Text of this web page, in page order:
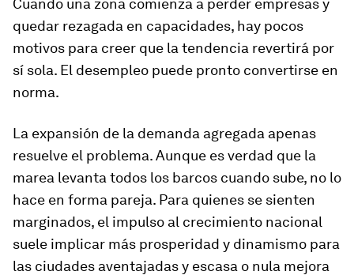
Cuando una zona comienza a perder empresas y
quedar rezagada en capacidades, hay pocos
motivos para creer que la tendencia revertirá por
sí sola. El desempleo puede pronto convertirse en
norma.
La expansión de la demanda agregada apenas
resuelve el problema. Aunque es verdad que la
marea levanta todos los barcos cuando sube, no lo
hace en forma pareja. Para quienes se sienten
marginados, el impulso al crecimiento nacional
suele implicar más prosperidad y dinamismo para
las ciudades aventajadas y escasa o nula mejora